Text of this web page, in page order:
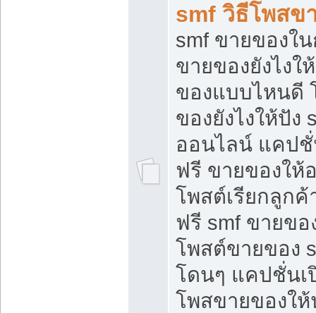
smf วิธีโพสข
smf ขายของใ
ขายของยังไง
ของแบบไหนดี
ของยังไงให้ปั
ออนไลน์ แคป
ฟรี ขายของให้
โพสต์เรียกลูกค้
ฟรี smf ขายขอ
โพสต์ขายของ
โดนๆ แคปชั่นเ
โพสขายของใ